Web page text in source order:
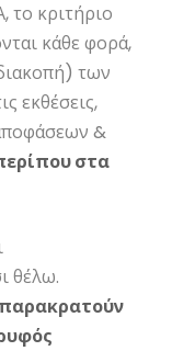
το κριτήριο
κάθε φορά,
των
εκθέσεις,
&
στα
θέλω.
παρακρατούν